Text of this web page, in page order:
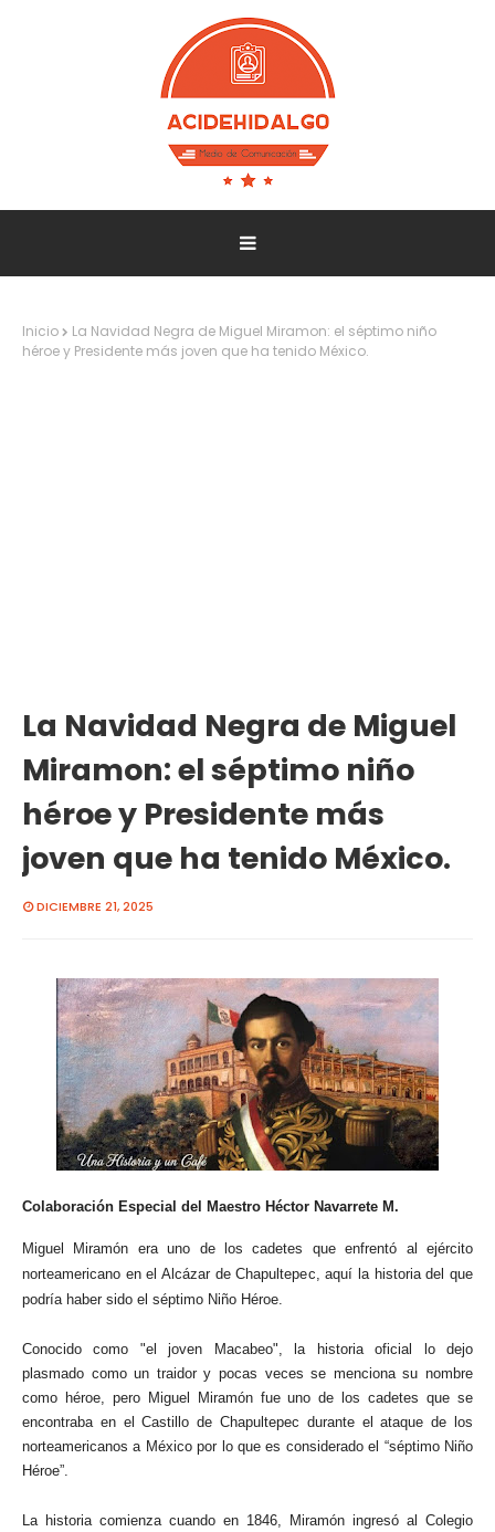
Inicio
La Navidad Negra de Miguel Miramon: el séptimo niño
héroe y Presidente más joven que ha tenido México.
La Navidad Negra de Miguel
Miramon: el séptimo niño
héroe y Presidente más
joven que ha tenido México.
DICIEMBRE 21, 2025
Colaboración Especial del Maestro Héctor Navarrete M.
Miguel Miramón era uno de los cadetes que enfrentó al ejército
norteamericano en el Alcázar de Chapultepec, aquí la historia del que
podría haber sido el séptimo Niño Héroe.
Conocido como "el joven Macabeo", la historia oficial lo dejo
plasmado como un traidor y pocas veces se menciona su nombre
como héroe, pero Miguel Miramón fue uno de los cadetes que se
encontraba en el Castillo de Chapultepec durante el ataque de los
norteamericanos a México por lo que es considerado el “séptimo Niño
Héroe”.
La historia comienza cuando en 1846, Miramón ingresó al Colegio